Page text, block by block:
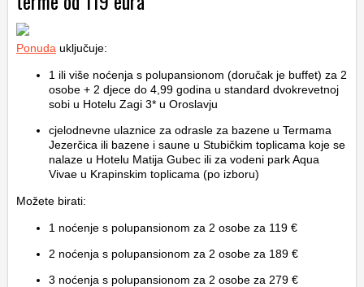
Ponuda uključuje:
1 ili više noćenja s polupansionom (doručak je buffet) za 2
osobe + 2 djece do 4,99 godina u standard dvokrevetnoj
sobi u Hotelu Zagi 3* u Oroslavju
cjelodnevne ulaznice za odrasle za bazene u Termama
Jezerčica ili bazene i saune u Stubičkim toplicama koje se
nalaze u Hotelu Matija Gubec ili za vodeni park Aqua
Vivae u Krapinskim toplicama (po izboru)
Možete birati:
1 noćenje s polupansionom za 2 osobe za 119 €
2 noćenja s polupansionom za 2 osobe za 189 €
3 noćenja s polupansionom za 2 osobe za 279 €